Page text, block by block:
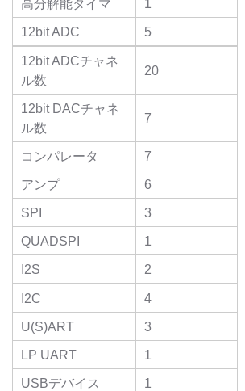
12bit ADC
5
12bit ADCチャネ
ル数
20
12bit DACチャネ
ル数
7
コンパレータ
7
アンプ
6
SPI
3
QUADSPI
1
I2S
2
I2C
4
U(S)ART
3
LP UART
1
USBデバイス
1